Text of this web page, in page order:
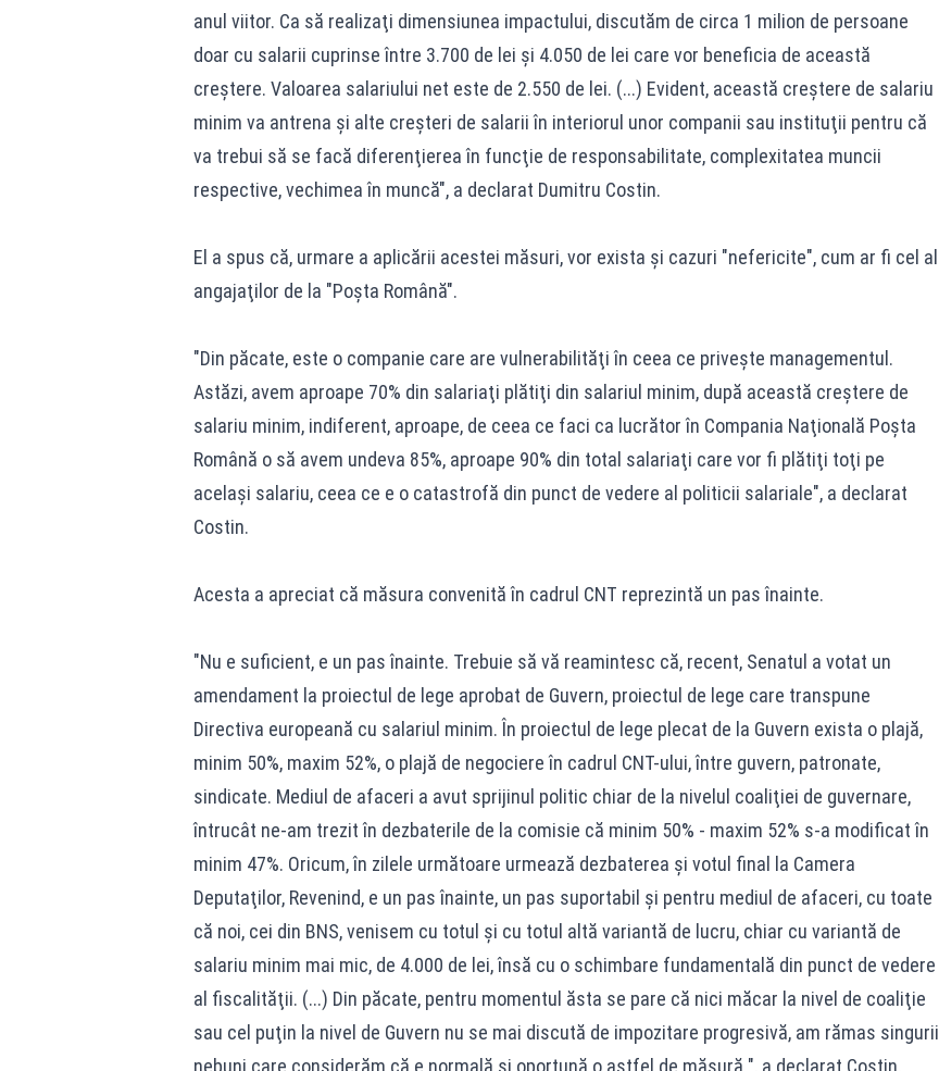
anul viitor. Ca să realizaţi dimensiunea impactului, discutăm de circa 1 milion de persoane
doar cu salarii cuprinse între 3.700 de lei şi 4.050 de lei care vor beneficia de această
creştere. Valoarea salariului net este de 2.550 de lei. (...) Evident, această creştere de salariu
minim va antrena şi alte creşteri de salarii în interiorul unor companii sau instituţii pentru că
va trebui să se facă diferenţierea în funcţie de responsabilitate, complexitatea muncii
respective, vechimea în muncă", a declarat Dumitru Costin.
El a spus că, urmare a aplicării acestei măsuri, vor exista şi cazuri "nefericite", cum ar fi cel al
angajaţilor de la "Poşta Română".
"Din păcate, este o companie care are vulnerabilităţi în ceea ce priveşte managementul.
Astăzi, avem aproape 70% din salariaţi plătiţi din salariul minim, după această creştere de
salariu minim, indiferent, aproape, de ceea ce faci ca lucrător în Compania Naţională Poşta
Română o să avem undeva 85%, aproape 90% din total salariaţi care vor fi plătiţi toţi pe
acelaşi salariu, ceea ce e o catastrofă din punct de vedere al politicii salariale", a declarat
Costin.
Acesta a apreciat că măsura convenită în cadrul CNT reprezintă un pas înainte.
"Nu e suficient, e un pas înainte. Trebuie să vă reamintesc că, recent, Senatul a votat un
amendament la proiectul de lege aprobat de Guvern, proiectul de lege care transpune
Directiva europeană cu salariul minim. În proiectul de lege plecat de la Guvern exista o plajă,
minim 50%, maxim 52%, o plajă de negociere în cadrul CNT-ului, între guvern, patronate,
sindicate. Mediul de afaceri a avut sprijinul politic chiar de la nivelul coaliţiei de guvernare,
întrucât ne-am trezit în dezbaterile de la comisie că minim 50% - maxim 52% s-a modificat în
minim 47%. Oricum, în zilele următoare urmează dezbaterea şi votul final la Camera
Deputaţilor, Revenind, e un pas înainte, un pas suportabil şi pentru mediul de afaceri, cu toate
că noi, cei din BNS, venisem cu totul şi cu totul altă variantă de lucru, chiar cu variantă de
salariu minim mai mic, de 4.000 de lei, însă cu o schimbare fundamentală din punct de vedere
al fiscalităţii. (...) Din păcate, pentru momentul ăsta se pare că nici măcar la nivel de coaliţie
sau cel puţin la nivel de Guvern nu se mai discută de impozitare progresivă, am rămas singurii
nebuni care considerăm că e normală şi oportună o astfel de măsură ", a declarat Costin.